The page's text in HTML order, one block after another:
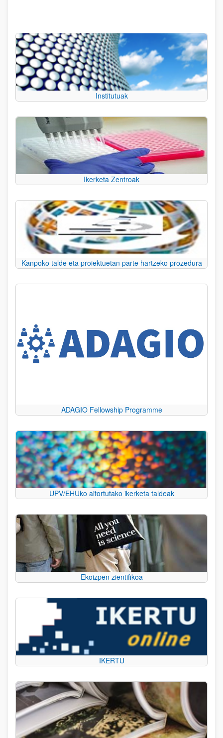
Institutuak
Ikerketa Zentroak
Kanpoko talde eta proiektuetan parte hartzeko prozedura
ADAGIO Fellowship Programme
UPV/EHUko aitortutako ikerketa taldeak
Ekoizpen zientifikoa
IKERTU